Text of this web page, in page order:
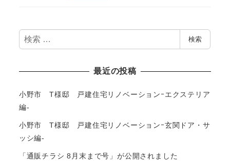
検
索
検索
最近の投稿
小野市 T様邸 戸建住宅リノベーションｰエクステリア
編-
小野市 T様邸 戸建住宅リノベーションｰ玄関ドア・サ
ッシ編-
「通販チラシ 8月末まで号」が公開されました